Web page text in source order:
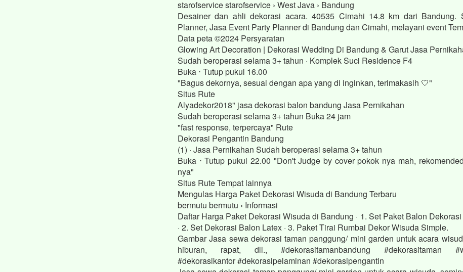
starofservice starofservice › West Java › Bandung
Desainer dan ahli dekorasi acara. 40535 Cimahi 14.8 km dari Bandung.
Planner, Jasa Event Party Planner di Bandung dan Cimahi, melayani event
Data peta ©2024 Persyaratan
Glowing Art Decoration | Dekorasi Wedding Di Bandung & Garut Jasa
Sudah beroperasi selama 3+ tahun · Komplek Suci Residence F4
Buka ⋅ Tutup pukul 16.00
"Bagus dekornya, sesuai dengan apa yang di inginkan, terimakasih 🤍"
Situs Rute
Alyadekor2018" jasa dekorasi balon bandung Jasa Pernikahan
Sudah beroperasi selama 3+ tahun Buka 24 jam
"fast response, terpercaya" Rute
Dekorasi Pengantin Bandung
(1) · Jasa Pernikahan Sudah beroperasi selama 3+ tahun
Buka ⋅ Tutup pukul 22.00 "Don't Judge by cover pokok nya mah,
nya"
Situs Rute Tempat lainnya
Mengulas Harga Paket Dekorasi Wisuda di Bandung Terbaru
bermutu bermutu › Informasi
Daftar Harga Paket Dekorasi Wisuda di Bandung · 1. Set Paket Balon
· 2. Set Dekorasi Balon Latex · 3. Paket Tirai Rumbai Dekor Wisuda Simple.
Gambar Jasa sewa dekorasi taman panggung/ mini garden untuk acara
hiburan, rapat, dll., #dekorasitamanbandung #dekorasitaman
#dekorasikantor #dekorasipelaminan #dekorasipengantin